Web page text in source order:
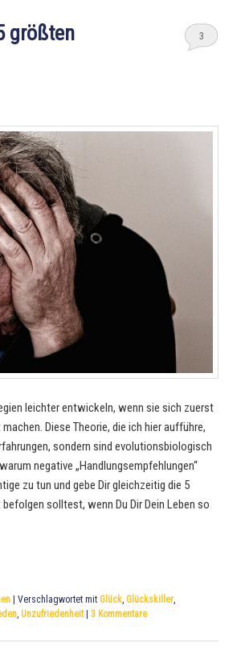
größten
3
leichter entwickeln, wenn sie sich zuerst
Diese Theorie, die ich hier aufführe,
sondern sind evolutionsbiologisch
negative „Handlungsempfehlungen“
zu tun und gebe Dir gleichzeitig die 5
solltest, wenn Du Dir Dein Leben so
| Verschlagwortet mit Glück Glückskiller
Unzufriedenheit | 3 Kommentare